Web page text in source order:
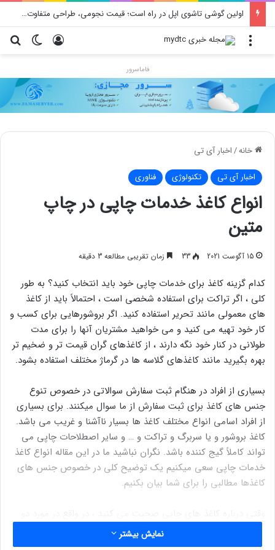
محدودیت جدید اینستاگرام: هر پست فقط پنج هشتگ
تغییر ورود منو
فاماسرور
خانه/اخبار آی تی
اخبار آی تی تکنولوژی فناوری
انواع کاغذ خدمات چاپی در چاپ
متین
15 آگوست 2021 33 زمان تقریبی مطالعه 3 دقیقه
کدام گزینه کاغذ برای خدمات چاپی خود باید انتخاب کنید؟ به طور
کلی ، اگر تراکت برای استفاده شخصی است ، احتمالاً باید از کاغذ
های معمولی مانند تحریر استفاده کنید. اگر بروشورهایی برای کسب و
کار خود تهیه می کنید و می خواهید مشتریان آنها را برای مدت
طولانی در کنار خود نگه دارند ، از کاغذهای گران قیمت تر و ضخیم تر
بهره بگیرید مانند کاغذهای گلاسه ها در گرماژ مختلف استفاده بشود.
بسیاری از افراد در هنگام ثبت سفارش سوالاتی در خصوص تنوع
جنس های کاغذ برای ثبت سفارش از ما سوال میکنند. برای بسیاری
از افراد اسامی انواع مختلف کاغذ ها بسیار ناآشنا و غریب می باشد.
کاغذ بروشور و یا سربرگ و تراکت و … و سایر اصطلاحات چاپی می
تواند کاملاً گیج کننده باشد. نگران نباشید ما در این مقاله انواع کاغذ
خدمات چاپی سعی میکنیم یک توضیح کلی در خصوص جنس های
کاغذها مطالبی را برای شما بیان بکنیم.
چیز صحبت می کنید: وزن کاغذ و جنس کاغذ. بیایید جداگانه در مورد
آنها باهم بحث کنیم.
نمایش بیشتر